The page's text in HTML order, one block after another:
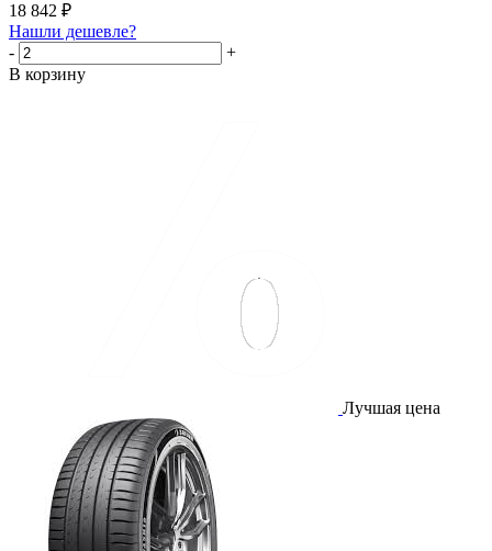
18 842 ₽
Нашли дешевле?
-
+
В корзину
Лучшая цена